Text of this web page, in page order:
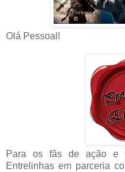
Olá Pessoal!
Para os fãs de ação e
Entrelinhas em parceria